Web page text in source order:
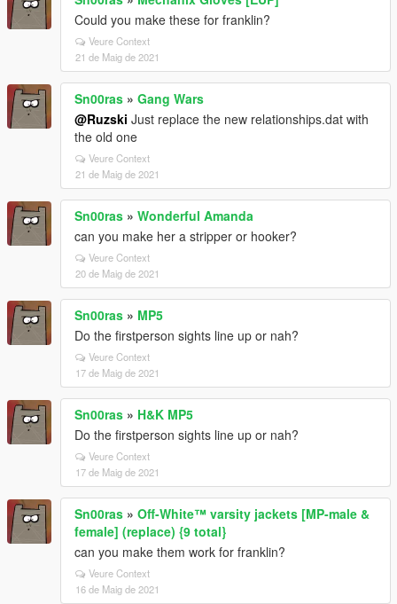
Could you make these for franklin?
Veure Context
21 de Maig de 2021
Sn00ras » Gang Wars
@Ruzski Just replace the new relationships.dat with
the old one
Veure Context
21 de Maig de 2021
Sn00ras » Wonderful Amanda
can you make her a stripper or hooker?
Veure Context
20 de Maig de 2021
Sn00ras » MP5
Do the firstperson sights line up or nah?
Veure Context
17 de Maig de 2021
Sn00ras » H&K MP5
Do the firstperson sights line up or nah?
Veure Context
17 de Maig de 2021
Sn00ras » Off-White™ varsity jackets [MP-male &
female] (replace) {9 total}
can you make them work for franklin?
Veure Context
16 de Maig de 2021